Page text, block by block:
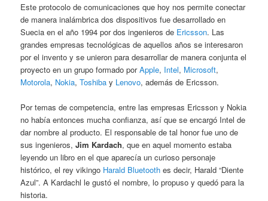
Este protocolo de comunicaciones que hoy nos permite conectar
de manera inalámbrica dos dispositivos fue desarrollado en
Suecia en el año 1994 por dos ingenieros de Ericsson. Las
grandes empresas tecnológicas de aquellos años se interesaron
por el invento y se unieron para desarrollar de manera conjunta el
proyecto en un grupo formado porApple, Intel, Microsoft,
Motorola, Nokia,Toshiba y Lenovo, además de Ericsson.
Por temas de competencia, entre las empresas Ericsson y Nokia
no había entonces mucha confianza, así que se encargó Intel de
dar nombre al producto. El responsable de tal honor fue uno de
sus ingenieros,Jim Kardach, que en aquel momento estaba
leyendo un libro en el que aparecía un curioso personaje
histórico, el rey vikingo Harald Bluetooth es decir, Harald “Diente
Azul”. A Kardachl le gustó el nombre, lo propuso y quedó para la
historia.